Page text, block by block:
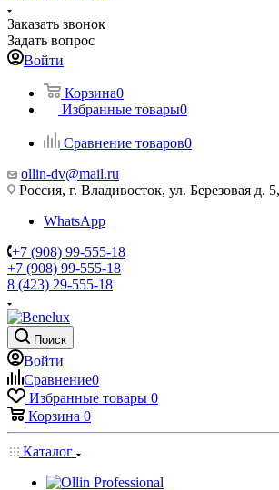
Заказать звонок
Задать вопрос
Войти
Корзина0
Избранные товары0
Сравнение товаров0
ollin-dv@mail.ru
Россия, г. Владивосток, ул. Березовая д.
WhatsApp
+7 (908) 99-555-18
+7 (908) 99-555-18
8 (423) 29-555-18
Поиск
Войти
Сравнение0
Избранные товары 0
Корзина 0
Каталог